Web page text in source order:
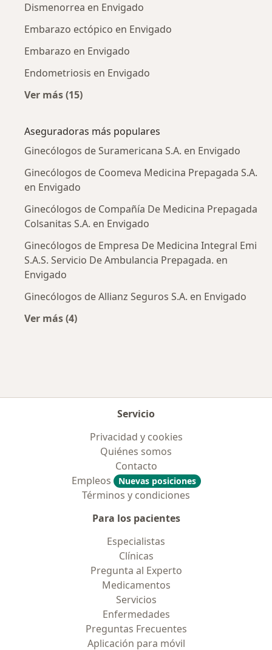
Dismenorrea en Envigado
Embarazo ectópico en Envigado
Embarazo en Envigado
Endometriosis en Envigado
Ver más (15)
Aseguradoras más populares
Ginecólogos de Suramericana S.A. en Envigado
Ginecólogos de Coomeva Medicina Prepagada S.A.
en Envigado
Ginecólogos de Compañía De Medicina Prepagada
Colsanitas S.A. en Envigado
Ginecólogos de Empresa De Medicina Integral Emi
S.A.S. Servicio De Ambulancia Prepagada. en
Envigado
Ginecólogos de Allianz Seguros S.A. en Envigado
Ver más (4)
Servicio
Privacidad y cookies
Quiénes somos
Contacto
Empleos
Nuevas posiciones
Términos y condiciones
Para los pacientes
Especialistas
Clínicas
Pregunta al Experto
Medicamentos
Servicios
Enfermedades
Preguntas Frecuentes
Aplicación para móvil